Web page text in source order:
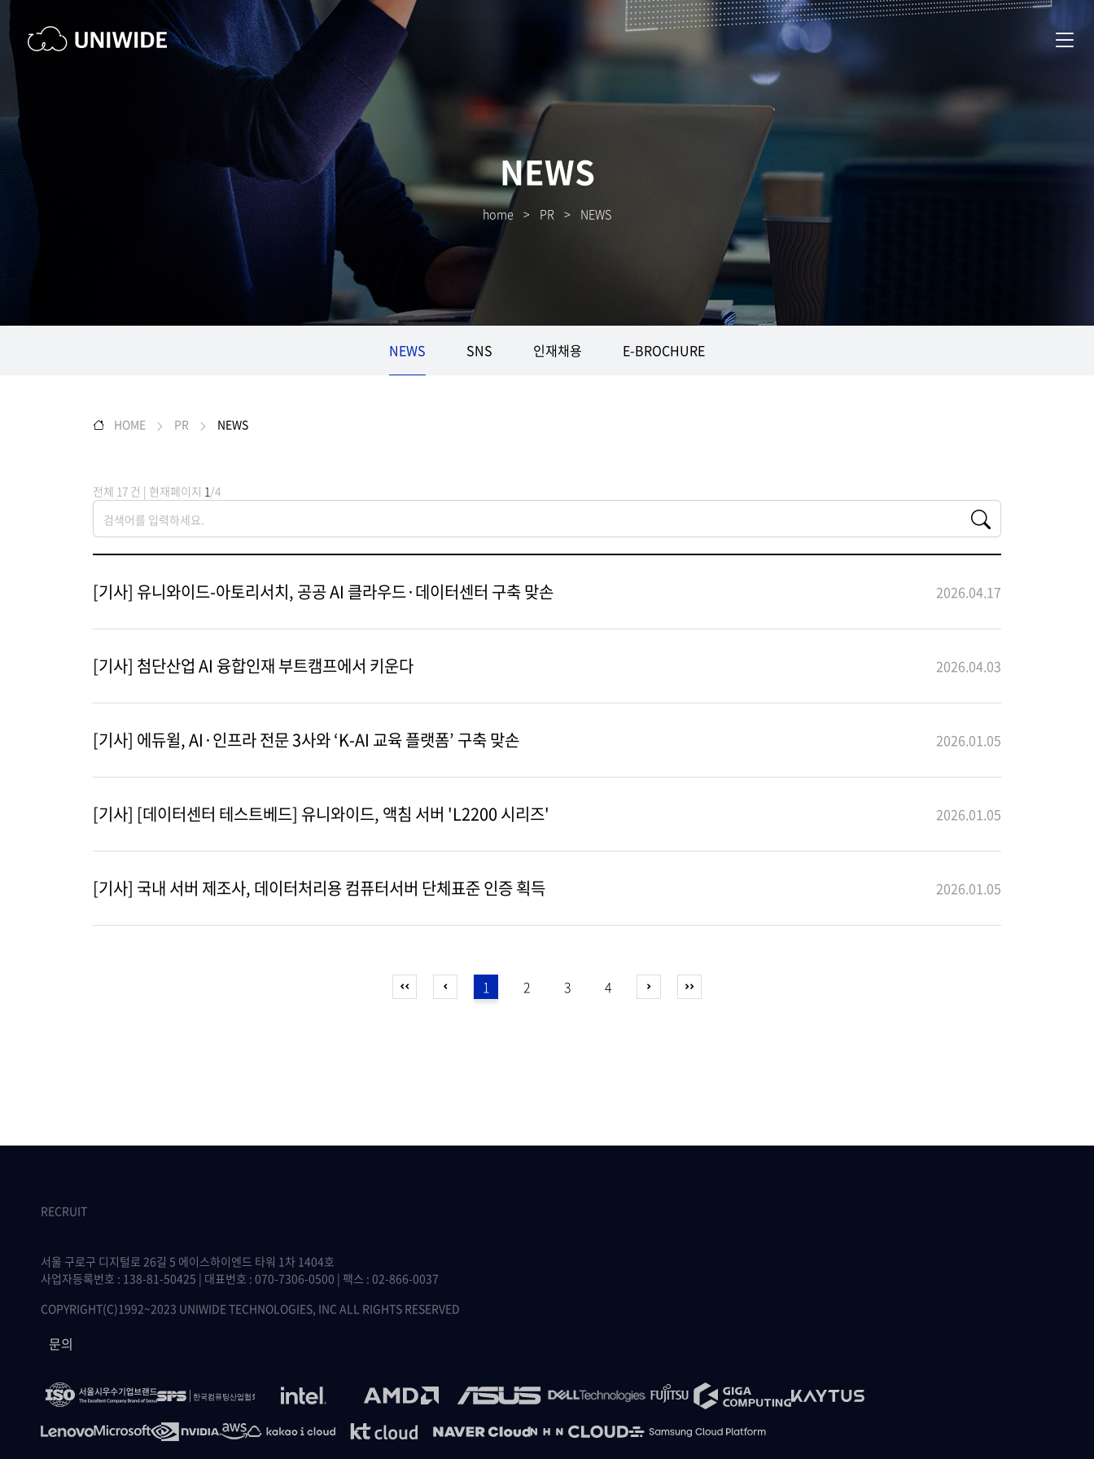
NEWS
home > PR > NEWS
NEWS SNS 인재채용 E-BROCHURE
HOME PR NEWS
전체 17 건 | 현재페이지 1/4
[기사] 유니와이드-아토리서치, 공공 AI 클라우드·데이터센터 구축 맞손 2026.04.17
[기사] 첨단산업 AI 융합인재 부트캠프에서 키운다 2026.04.03
[기사] 에듀윌, AI·인프라 전문 3사와 ‘K-AI 교육 플랫폼’ 구축 맞손 2026.01.05
[기사] [데이터센터 테스트베드] 유니와이드, 액침 서버 'L2200 시리즈' 2026.01.05
[기사] 국내 서버 제조사, 데이터처리용 컴퓨터서버 단체표준 인증 획득 2026.01.05
1 2 3 4
RECRUIT
서울 구로구 디지털로 26길 5 에이스하이엔드 타워 1차 1404호
사업자등록번호 : 138-81-50425 | 대표번호 : 070-7306-0500 | 팩스 : 02-866-0037
COPYRIGHT(C)1992~2023 UNIWIDE TECHNOLOGIES, INC ALL RIGHTS RESERVED
문의